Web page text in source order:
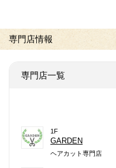
専門店情報
専門店一覧
1F
GARDEN
ヘアカット専門店